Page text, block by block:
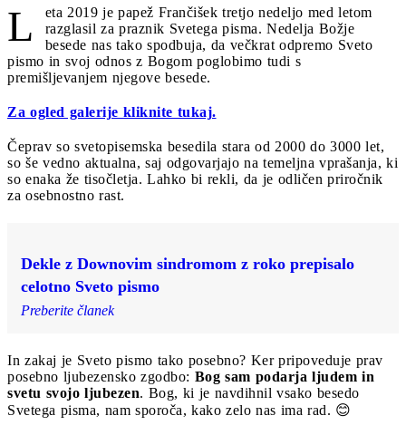
L
eta 2019 je papež Frančišek tretjo nedeljo med letom
razglasil za praznik Svetega pisma. Nedelja Božje
besede nas tako spodbuja, da večkrat odpremo Sveto
pismo in svoj odnos z Bogom poglobimo tudi s
premišljevanjem njegove besede.
Za ogled galerije kliknite tukaj.
Čeprav so svetopisemska besedila stara od 2000 do 3000 let,
so še vedno aktualna, saj odgovarjajo na temeljna vprašanja, ki
so enaka že tisočletja. Lahko bi rekli, da je odličen priročnik
za osebnostno rast.
Dekle z Downovim sindromom z roko prepisalo
celotno Sveto pismo
Preberite članek
In zakaj je Sveto pismo tako posebno? Ker pripoveduje prav
posebno ljubezensko zgodbo: Bog sam podarja ljudem in
svetu svojo ljubezen. Bog, ki je navdihnil vsako besedo
Svetega pisma, nam sporoča, kako zelo nas ima rad. 😊